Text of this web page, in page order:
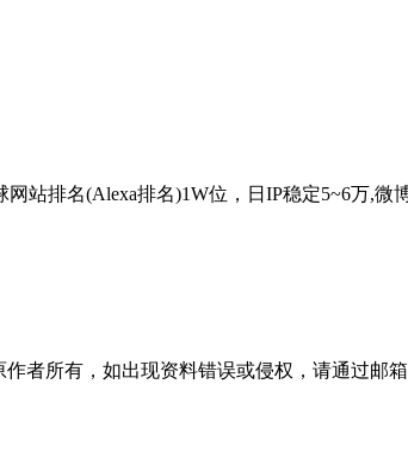
站排名(Alexa排名)1W位，日IP稳定5~6万,
者所有，如出现资料错误或侵权，请通过邮